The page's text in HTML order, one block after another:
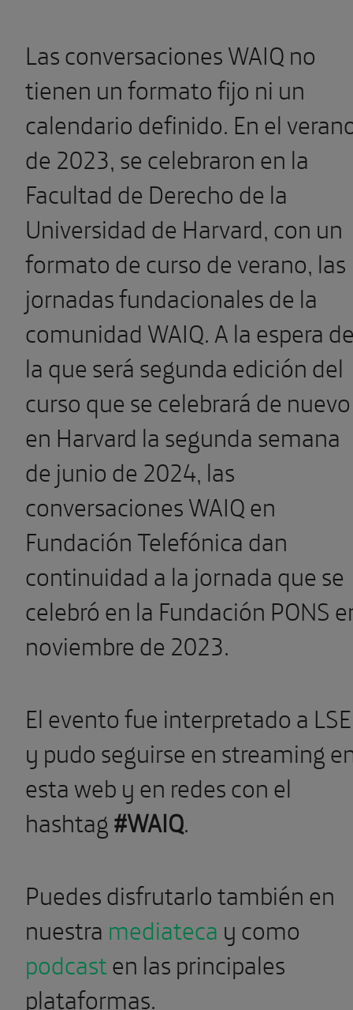
Las conversaciones WAIQ no
tienen un formato fijo ni un
calendario definido. En el
de 2023, se celebraron en la
Facultad de Derecho de la
Universidad de Harvard, con un
formato de curso de verano, las
jornadas fundacionales de la
comunidad WAIQ. A la espera
la que será segunda edición del
curso que se celebrará de nuevo
en Harvard la segunda semana
de junio de 2024, las
conversaciones WAIQ en
Fundación Telefónica dan
continuidad a la jornada que se
celebró en la Fundación PONS
noviembre de 2023.
El evento fue interpretado a LSE
y pudo seguirse en streaming
esta web y en redes con el
hashtag#WAIQ.
Puedes disfrutarlo también en
nuestra mediateca y como
podcasten las principales
plataformas.